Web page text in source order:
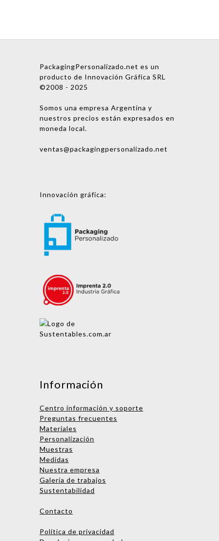
PackagingPersonalizado.net es un
producto de Innovación Gráfica SRL
©2008 - 2025
Somos una empresa Argentina y
nuestros precios están expresados en
moneda local.
ventas@packagingpersonalizado.net
Innovación gráfica:
Información
Centro información y soporte
Preguntas frecuentes
Materiales
Personalización
Muestras
Medidas
Nuestra empresa
Galería de trabajos
Sustentabilidad
Contacto
Política de privacidad
Nombre
Empresa
Teléfono